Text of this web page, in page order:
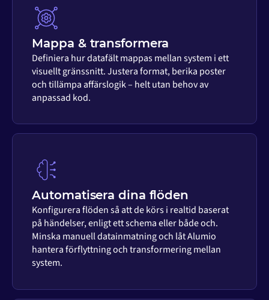
Mappa & transformera
Definiera hur datafält mappas mellan system i ett
visuellt gränssnitt. Justera format, berika poster
och tillämpa affärslogik – helt utan behov av
anpassad kod.
Automatisera dina flöden
Konfigurera flöden så att de körs i realtid baserat
på händelser, enligt ett schema eller både och.
Minska manuell datainmatning och låt Alumio
hantera förflyttning och transformering mellan
system.